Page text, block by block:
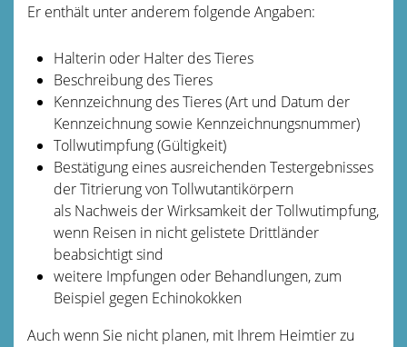
Er enthält unter anderem folgende Angaben:
Halterin oder Halter des Tieres
Beschreibung des Tieres
Kennzeichnung des Tieres(Art und Datum der
Kennzeichnung sowie Kennzeichnungsnummer)
Tollwutimpfung(Gültigkeit)
Bestätigung eines ausreichenden Testergebnisses
der Titrierung von Tollwutantikörpern
als Nachweis der Wirksamkeit der Tollwutimpfung,
wenn Reisen in nicht gelistete Drittländer
beabsichtigt sind
weitere Impfungen oder Behandlungen, zum
Beispiel gegen Echinokokken
Auch wenn Sie nicht planen, mit Ihrem Heimtier zu